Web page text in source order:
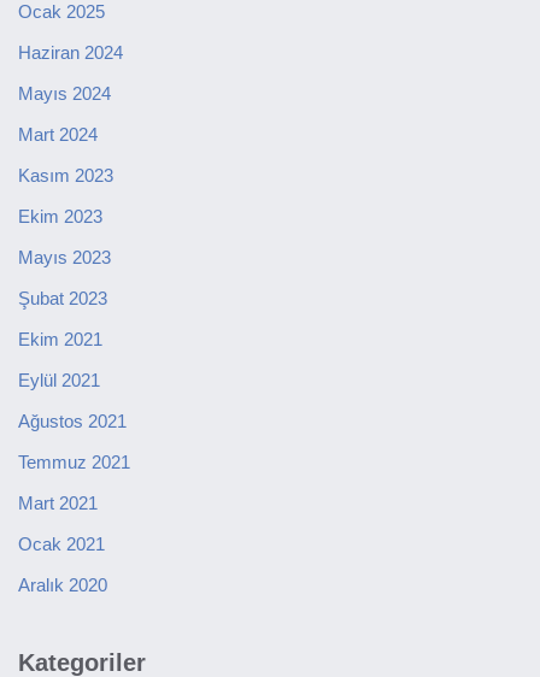
Ocak 2025
Haziran 2024
Mayıs 2024
Mart 2024
Kasım 2023
Ekim 2023
Mayıs 2023
Şubat 2023
Ekim 2021
Eylül 2021
Ağustos 2021
Temmuz 2021
Mart 2021
Ocak 2021
Aralık 2020
Kategoriler